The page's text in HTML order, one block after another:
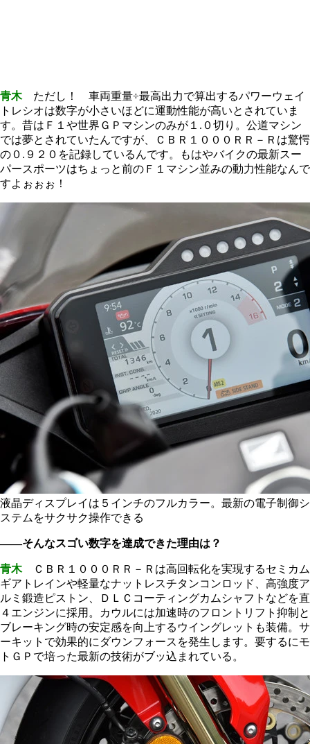
青木ただし！ 車両重量÷最高出力で算出するパワーウェイ
トレシオは数字が小さいほどに運動性能が高いとされていま
す。昔はＦ１や世界ＧＰマシンのみが１.０切り。公道マシン
では夢とされていたんですが、ＣＢＲ１０００ＲＲ－Ｒは驚愕
の０.９２０を記録しているんです。もはやバイクの最新スー
パースポーツはちょっと前のＦ１マシン並みの動力性能なんで
すよぉぉぉ！
液晶ディスプレイは５インチのフルカラー。最新の電子制御シ
ステムをサクサク操作できる
――そんなスゴい数字を達成できた理由は？
青木ＣＢＲ１０００ＲＲ－Ｒは高回転化を実現するセミカム
ギアトレインや軽量なナットレスチタンコンロッド、高強度ア
ルミ鍛造ピストン、ＤＬＣコーティングカムシャフトなどを直
４エンジンに採用。カウルには加速時のフロントリフト抑制と
ブレーキング時の安定感を向上するウイングレットも装備。サ
ーキットで効果的にダウンフォースを発生します。要するにモ
トＧＰで培った最新の技術がブッ込まれている。